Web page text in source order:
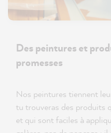
Des peintures et
promesses
Nos peintures tiennent
tu trouveras des produits
et qui sont faciles à